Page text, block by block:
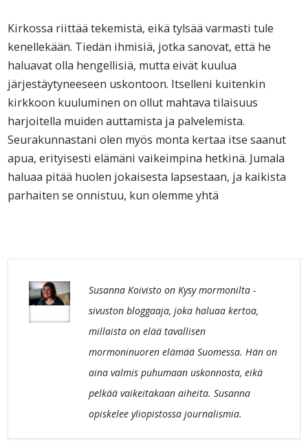
Kirkossa riittää tekemistä, eikä tylsää varmasti tule
kenellekään. Tiedän ihmisiä, jotka sanovat, että he
haluavat olla hengellisiä, mutta eivät kuulua
järjestäytyneeseen uskontoon. Itselleni kuitenkin
kirkkoon kuuluminen on ollut mahtava tilaisuus
harjoitella muiden auttamista ja palvelemista.
Seurakunnastani olen myös monta kertaa itse saanut
apua, erityisesti elämäni vaikeimpina hetkinä. Jumala
haluaa pitää huolen jokaisesta lapsestaan, ja kaikista
parhaiten se onnistuu, kun olemme yhtä
Susanna Koivisto on Kysy mormonilta -
sivuston bloggaaja, joka haluaa kertoa,
millaista on elää tavallisen
mormoninuoren elämää Suomessa. Hän on
aina valmis puhumaan uskonnosta, eikä
pelkää vaikeitakaan aiheita. Susanna
opiskelee yliopistossa journalismia.